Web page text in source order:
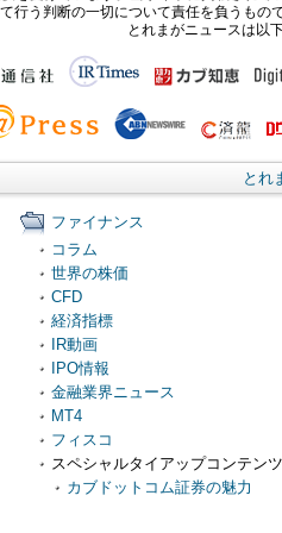
行う判断の一切について責任を負うもの
とれまがニュースは以
とれ
ファイナンス
コラム
世界の株価
CFD
経済指標
IR動画
IPO情報
金融業界ニュース
MT4
フィスコ
スペシャルタイアップコンテンツ
カブドットコム証券の魅力